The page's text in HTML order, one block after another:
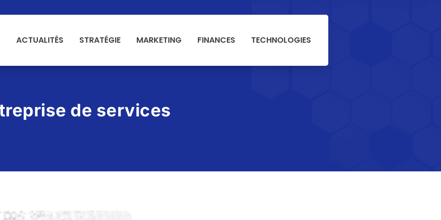
ACTUALITÉS STRATÉGIE MARKETING FINANCES TECHNOLOGIES
de services